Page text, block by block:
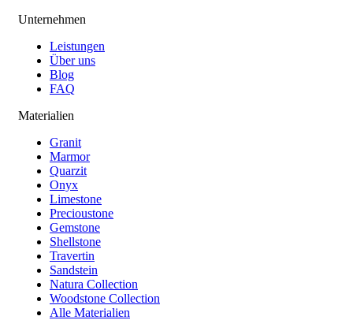
Unternehmen
Leistungen
Über uns
Blog
FAQ
Materialien
Granit
Marmor
Quarzit
Onyx
Limestone
Precioustone
Gemstone
Shellstone
Travertin
Sandstein
Natura Collection
Woodstone Collection
Alle Materialien